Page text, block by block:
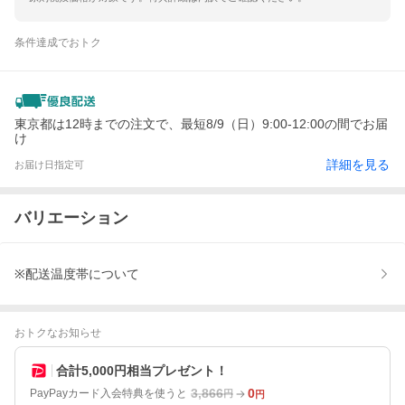
条件達成でおトク
東京都は12時までの注文で、最短8/9（日）9:00-12:00の間でお届
け
お届け日指定可 詳細を見る
バリエーション
※配送温度帯について
おトクなお知らせ
合計5,000円相当プレゼント！
PayPayカード入会特典を使うと 3,866円 0円